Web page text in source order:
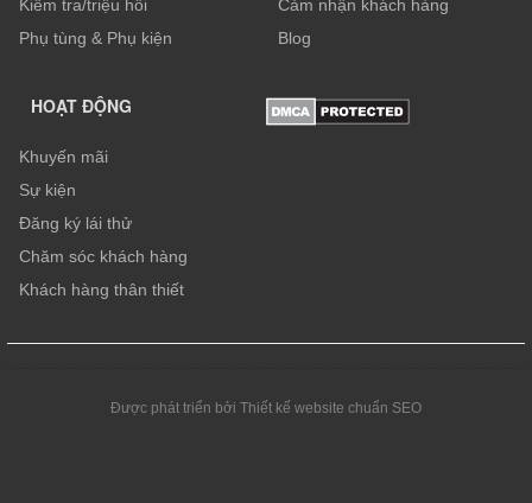
Kiểm tra/triệu hồi
Phụ tùng & Phụ kiện
Cảm nhận khách hàng
Blog
HOẠT ĐỘNG
Khuyến mãi
Sự kiện
Đăng ký lái thử
Chăm sóc khách hàng
Khách hàng thân thiết
Được phát triển bởi Thiết kế website chuẩn SEO